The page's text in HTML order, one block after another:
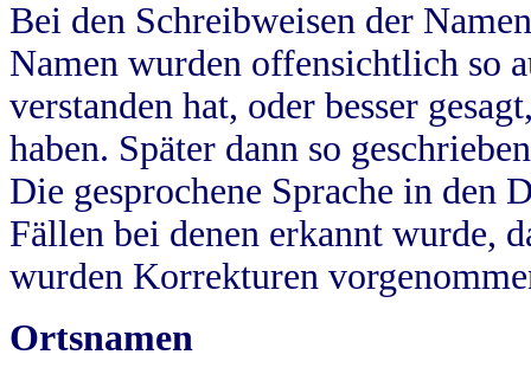
Bei den Schreibweisen der
Namen wurden offensichtlich so
verstanden hat, oder besser
haben. Später dann so
Die gesprochene Sprache in
Fällen bei denen erkannt wurde,
wurden Korrekturen
Ortsnamen